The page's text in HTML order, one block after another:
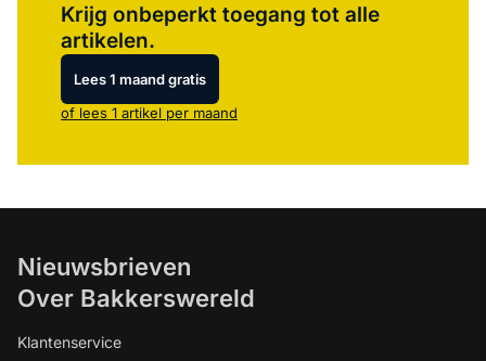
Krijg onbeperkt toegang tot alle
artikelen.
Lees 1 maand gratis
of lees 1 artikel per maand
Nieuwsbrieven
Over Bakkerswereld
Klantenservice